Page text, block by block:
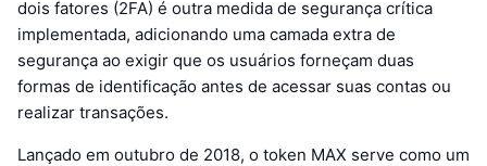
dois fatores (2FA) é outra medida de segurança crítica
implementada, adicionando uma camada extra de
segurança ao exigir que os usuários forneçam duas
formas de identificação antes de acessar suas contas ou
realizar transações.
Lançado em outubro de 2018, o token MAX serve como um